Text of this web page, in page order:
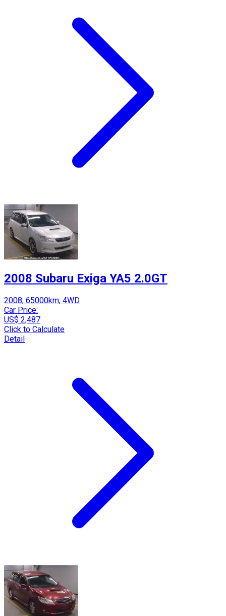
2008 Subaru Exiga YA5 2.0GT
2008, 65000km, 4WD
Car Price:
US$ 2,487
Click to Calculate
Detail